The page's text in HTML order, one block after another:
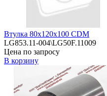
Втулка 80х120х100 CDM
LG853.11-004\LG50F.11009
Цена по запросу
В корзину